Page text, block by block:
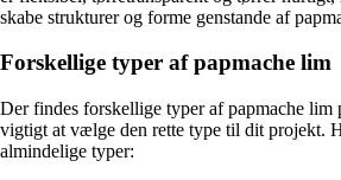
skabe strukturer og forme genstande af
Forskellige typer af papmache lim
Der findes forskellige typer af papmache lim
vigtigt at vælge den rette type til dit projekt.
almindelige typer: